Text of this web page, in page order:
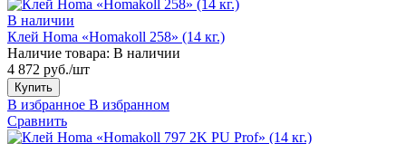
В наличии
Клей Homa «Homakoll 258» (14 кг.)
Наличие товара: В наличии
4 872 руб./шт
Купить
В избранное В избранном
Сравнить